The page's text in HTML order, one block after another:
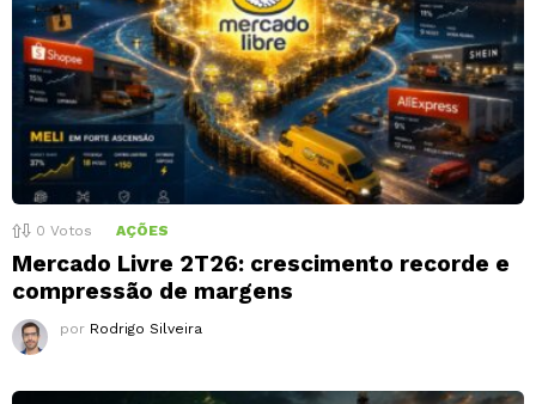
0 Votos AÇÕES
Mercado Livre 2T26: crescimento recorde e
compressão de margens
por Rodrigo Silveira